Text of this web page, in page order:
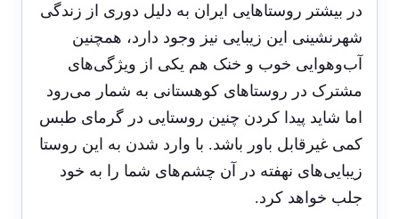
در بیشتر روستاهایی ایران به دلیل دوری از زندگی
شهرنشینی این زیبایی نیز وجود دارد، همچنین
آب‌وهوایی خوب و خنک هم یکی از ویژگی‌های
مشترک در روستاهای کوهستانی به شمار می‌رود
اما شاید پیدا کردن چنین روستایی در گرمای طبس
کمی غیرقابل باور باشد. با وارد شدن به این روستا
زیبایی‌های نهفته در آن چشم‌های شما را به خود
جلب خواهد کرد.